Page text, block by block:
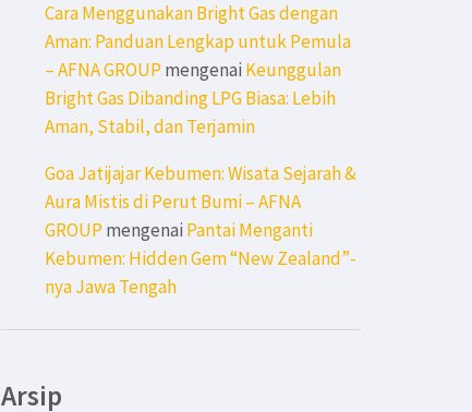
Cara Menggunakan Bright Gas dengan
Aman: Panduan Lengkap untuk Pemula
– AFNA GROUPmengenai Keunggulan
Bright Gas Dibanding LPG Biasa: Lebih
Aman, Stabil, dan Terjamin
Goa Jatijajar Kebumen: Wisata Sejarah &
Aura Mistis di Perut Bumi – AFNA
GROUPmengenai Pantai Menganti
Kebumen: Hidden Gem “New Zealand”-
nya Jawa Tengah
Arsip